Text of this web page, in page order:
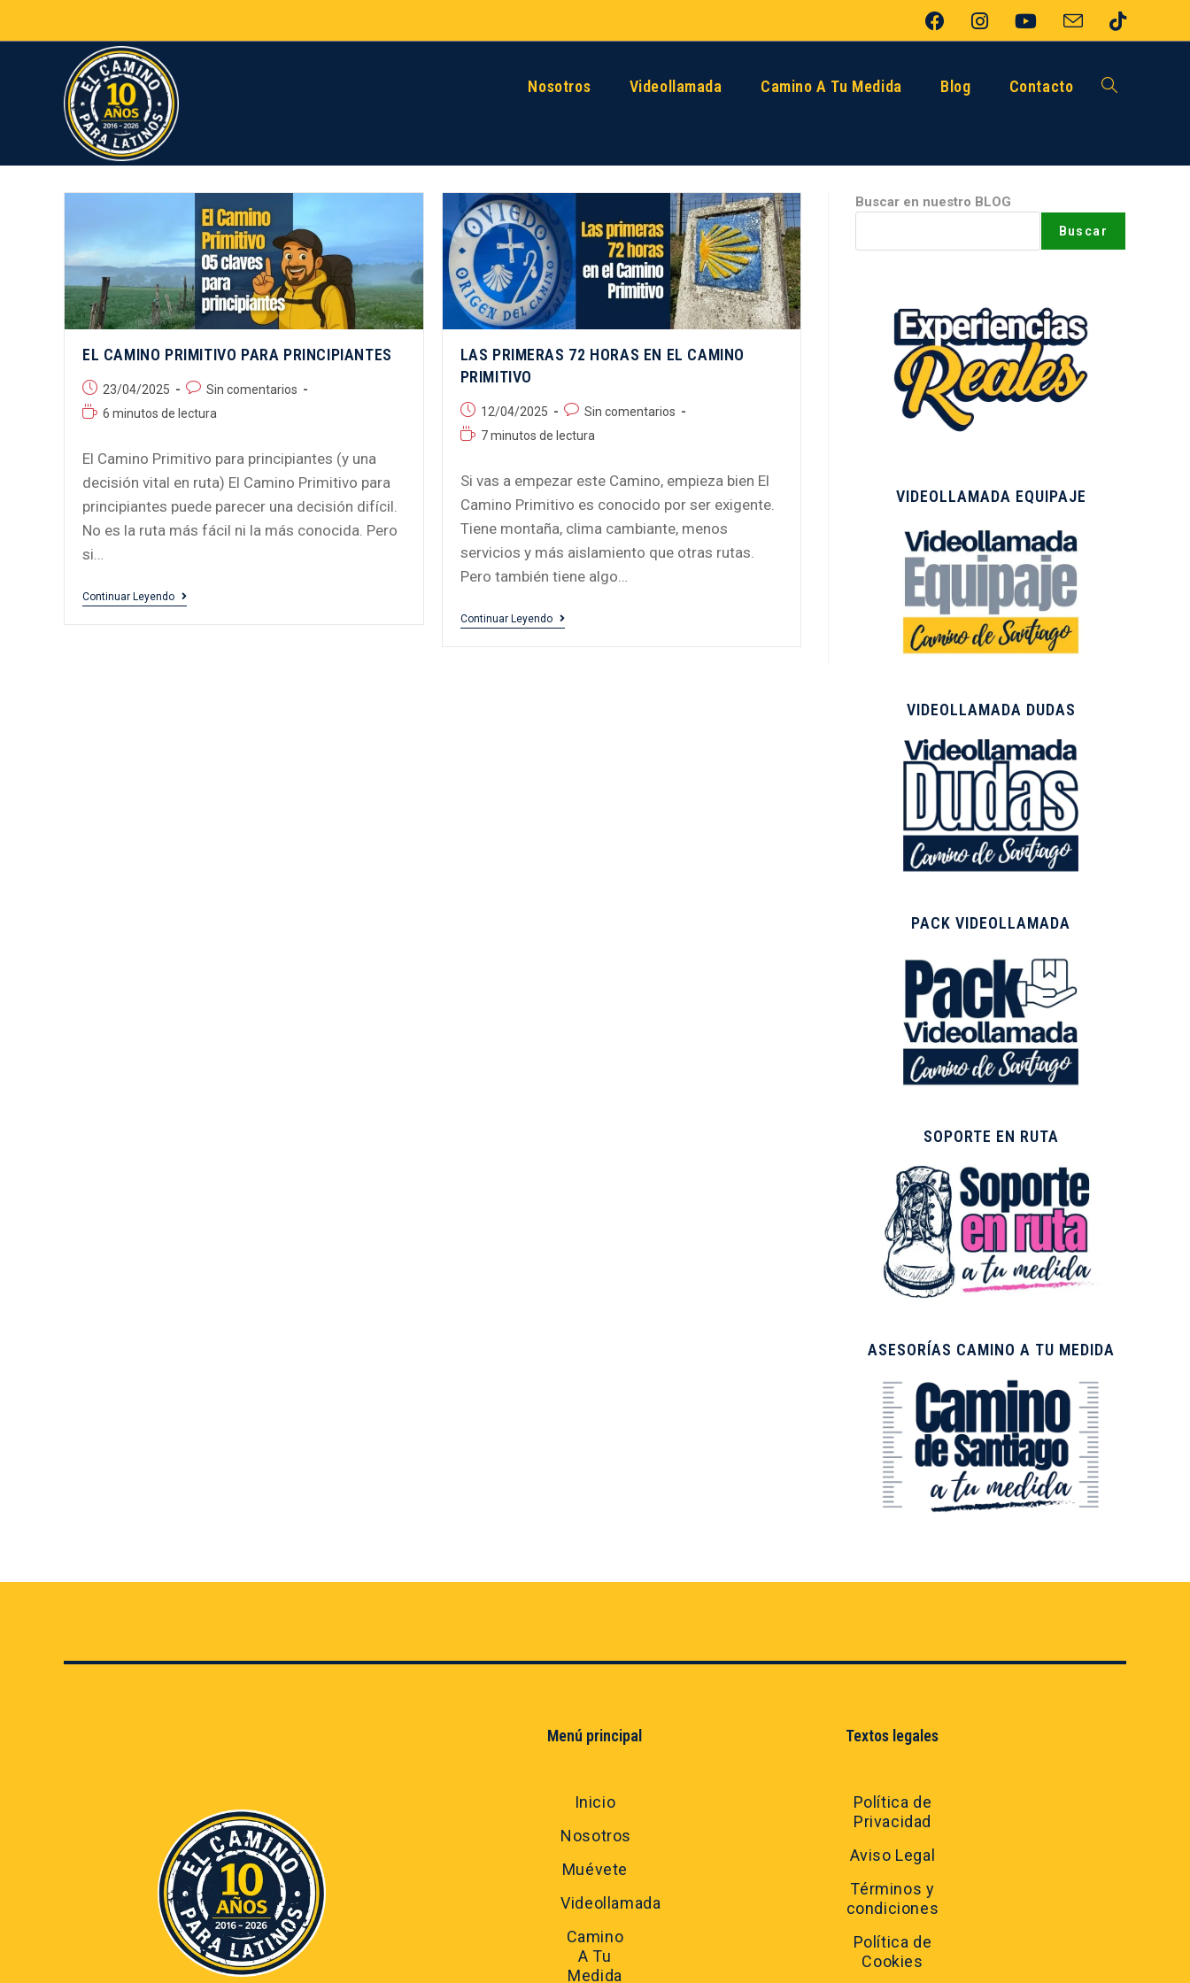
Nosotros Videollamada Camino A Tu Medida Blog Contacto
EL CAMINO PRIMITIVO PARA PRINCIPIANTES
23/04/2025
Sin comentarios
6 minutos de lectura
El Camino Primitivo para principiantes (y una
decisión vital en ruta) El Camino Primitivo para
principiantes puede parecer una decisión difícil.
No es la ruta más fácil ni la más conocida. Pero
si…
Continuar Leyendo
LAS PRIMERAS 72 HORAS EN EL CAMINO
PRIMITIVO
12/04/2025
Sin comentarios
7 minutos de lectura
Si vas a empezar este Camino, empieza bien El
Camino Primitivo es conocido por ser exigente.
Tiene montaña, clima cambiante, menos
servicios y más aislamiento que otras rutas.
Pero también tiene algo…
Continuar Leyendo
Buscar en nuestro BLOG
Buscar
VIDEOLLAMADA EQUIPAJE
VIDEOLLAMADA DUDAS
PACK VIDEOLLAMADA
SOPORTE EN RUTA
ASESORÍAS CAMINO A TU MEDIDA
Menú principal
Inicio
Nosotros
Muévete
Videollamada
Camino
A Tu
Medida
Textos legales
Política de
Privacidad
Aviso Legal
Términos y
condiciones
Política de
Cookies